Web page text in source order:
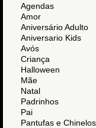
Agendas
Amor
Aniversário Adulto
Aniversario Kids
Avós
Criança
Halloween
Mãe
Natal
Padrinhos
Pai
Pantufas e Chinelos